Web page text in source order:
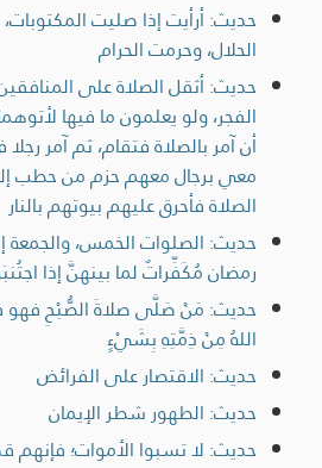
حديث: أرأيت إذا صليت
الحلال، وحرمت الحرام
حديث: أثقل الصلاة على
الفجر، ولو يعلمون ما فيها
أن آمر بالصلاة فتقام، ثم آمر
معي برجال معهم حزم من حطب
الصلاة فأحرق عليهم بيوتهم بالنار
حديث: الصلوات الخمس، والجمعة
رمضان مُكَفِّراتٌ لما بينهنَّ إذا
حديث: مَنْ صَلَّى صلاةَ الصُّبْحِ فهو
اللهُ مِنْ ذِمَّتِهِ بِشَيْءٍ
حديث: الاقتصار على الفرائض
حديث: الطهور شطر الإيمان
حديث: لا تسبوا الأموات؛ فإنهم